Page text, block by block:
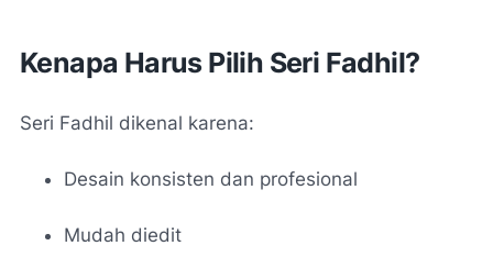
Kenapa Harus Pilih Seri Fadhil?
Seri Fadhil dikenal karena:
Desain konsisten dan profesional
Mudah diedit